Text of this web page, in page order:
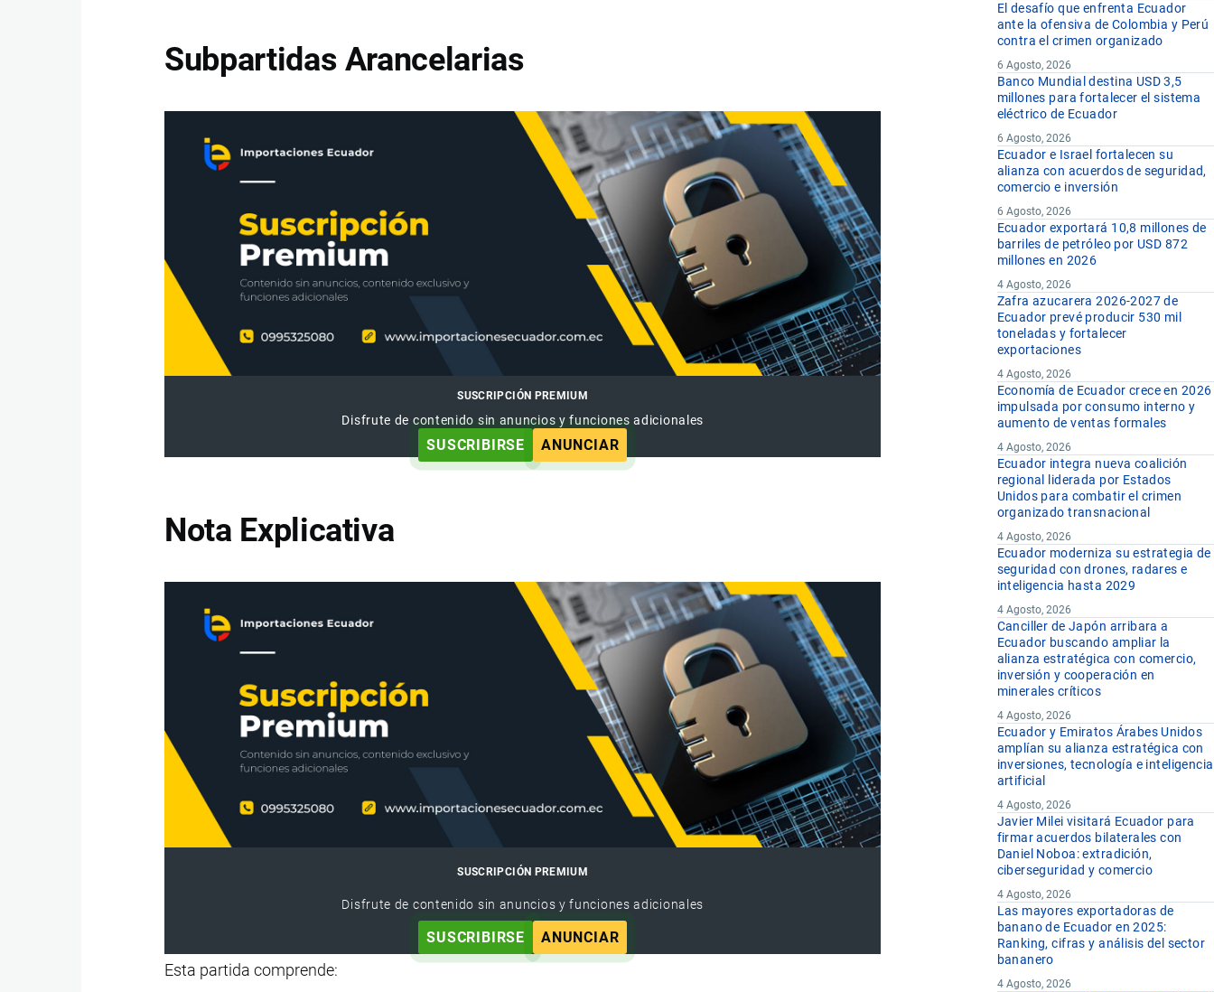
Subpartidas Arancelarias
SUSCRIPCIÓN PREMIUM
Disfrute de contenido sin anuncios y funciones adicionales
SUSCRIBIRSE ANUNCIAR
Nota Explicativa
SUSCRIPCIÓN PREMIUM
Disfrute de contenido sin anuncios y funciones adicionales
SUSCRIBIRSE ANUNCIAR
Esta partida comprende:
El desafío que enfrenta Ecuador
ante la ofensiva de Colombia y Perú
contra el crimen organizado
6 Agosto, 2026
Banco Mundial destina USD 3,5
millones para fortalecer el sistema
eléctrico de Ecuador
6 Agosto, 2026
Ecuador e Israel fortalecen su
alianza con acuerdos de seguridad,
comercio e inversión
6 Agosto, 2026
Ecuador exportará 10,8 millones de
barriles de petróleo por USD 872
millones en 2026
4 Agosto, 2026
Zafra azucarera 2026-2027 de
Ecuador prevé producir 530 mil
toneladas y fortalecer
exportaciones
4 Agosto, 2026
Economía de Ecuador crece en 2026
impulsada por consumo interno y
aumento de ventas formales
4 Agosto, 2026
Ecuador integra nueva coalición
regional liderada por Estados
Unidos para combatir el crimen
organizado transnacional
4 Agosto, 2026
Ecuador moderniza su estrategia de
seguridad con drones, radares e
inteligencia hasta 2029
4 Agosto, 2026
Canciller de Japón arribara a
Ecuador buscando ampliar la
alianza estratégica con comercio,
inversión y cooperación en
minerales críticos
4 Agosto, 2026
Ecuador y Emiratos Árabes Unidos
amplían su alianza estratégica con
inversiones, tecnología e inteligencia
artificial
4 Agosto, 2026
Javier Milei visitará Ecuador para
firmar acuerdos bilaterales con
Daniel Noboa: extradición,
ciberseguridad y comercio
4 Agosto, 2026
Las mayores exportadoras de
banano de Ecuador en 2025:
Ranking, cifras y análisis del sector
bananero
4 Agosto, 2026